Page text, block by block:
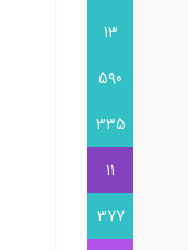
13
590
335
11
377